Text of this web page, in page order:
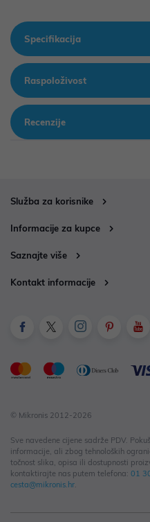
Specifikacija
Raspoloživost
Recenzije
Služba za korisnike
Informacije za kupce
Saznajte više
Kontakt informacije
© Mikronis 2012-2026
Sve navedene cijene sadrže PDV.
informacije, ali zbog tehnoloških
točnost slika, opisa ili dostupnosti
kontaktirajte nas putem telefona: 01
cesta@mikronis.hr.